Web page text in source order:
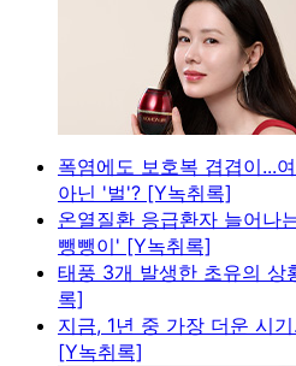
폭염에도 보호복 겹겹이...
아닌 '벌'? [Y녹취록]
온열질환 응급환자 늘어나
뺑뺑이' [Y녹취록]
태풍 3개 발생한 초유의 상
록]
지금, 1년 중 가장 더운 시
[Y녹취록]